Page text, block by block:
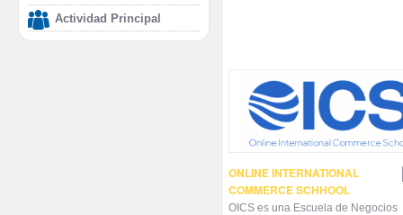
Actividad Principal
ONLINE INTERNATIONAL
COMMERCE SCHHOOL
OICS es una Escuela de Negocios